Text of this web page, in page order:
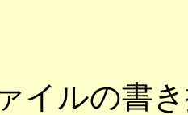
イルの書